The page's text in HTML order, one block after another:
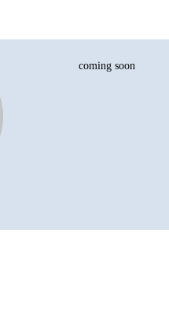
coming soon